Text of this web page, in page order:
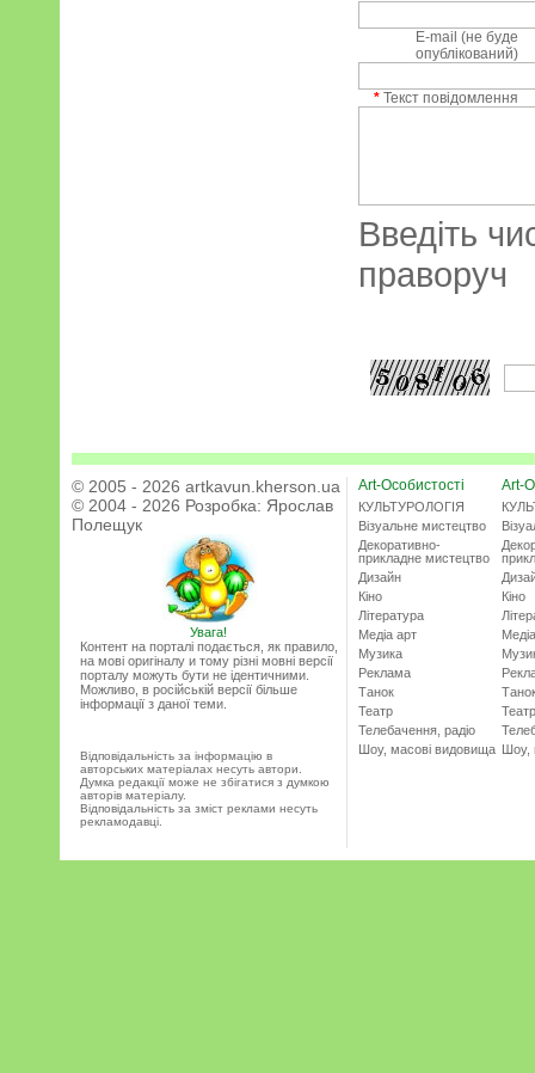
E-mail (не буде
опублікований)
* Текст повідомлення
Введіть
праворуч
© 2005 - 2026 artkavun.kherson.ua
© 2004 - 2026 Розробка: Ярослав
Полещук
Увага!
Контент на порталі подається, як правило,
на мові оригіналу и тому різні мовні версії
порталу можуть бути не ідентичними.
Можливо, в російській версії більше
інформації з даної теми.
Відповідальність за інформацію в
авторських матеріалах несуть автори.
Думка редакції може не збігатися з думкою
авторів матеріалу.
Відповідальність за зміст реклами несуть
рекламодавці.
Art-Особистості
КУЛЬТУРОЛОГІЯ
Візуальне мистецтво
Декоративно-
прикладне мистецтво
Дизайн
Кіно
Література
Медіа арт
Музика
Реклама
Танок
Театр
Телебачення, радіо
Шоу, масові видовища
Art-
Кіно
Театр
Шоу,